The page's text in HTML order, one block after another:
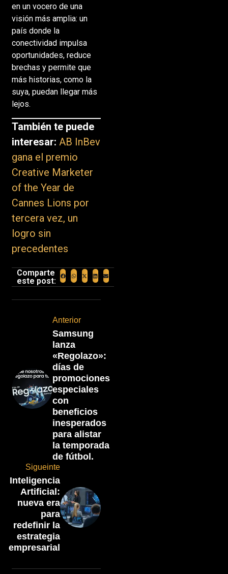
en un vocero de una
visión más amplia: un
país donde la
conectividad impulsa
oportunidades, reduce
brechas y permite que
más historias, como la
suya, puedan llegar más
lejos.
También te puede
interesar: AB InBev
gana el premio
Creative Marketer
of the Year de
Cannes Lions por
tercera vez, un
logro sin
precedentes
Comparte
este post:
Anterior
Samsung
lanza
«Regolazo»:
días de
promociones
especiales
con
beneficios
inesperados
para alistar
la temporada
de fútbol.
Sigueinte
Inteligencia
Artificial:
nueva era
para
redefinir la
estrategia
empresarial